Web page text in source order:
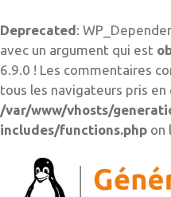
Deprecated:
avec un argument qui est
6.9.0 ! Les commentaires
tous les navigateurs pris en
/var/www/vhosts/
includes/functions.php on
contenu